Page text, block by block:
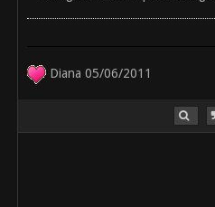
Diana 05/06/2011